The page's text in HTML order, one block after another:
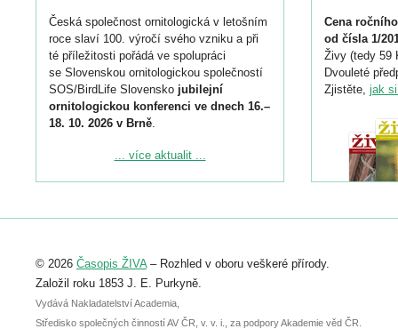
Česká společnost ornitologická v letošním
roce slaví 100. výročí svého vzniku a při
té příležitosti pořádá ve spolupráci
se Slovenskou ornitologickou společností
SOS/BirdLife Slovensko jubilejní
ornitologickou konferenci ve dnech 16.–
18. 10. 2026 v Brně.
Podrobnější informace ke konferenci
Registrovat se můžete do 6. září.
abstraktu přihlášené přednášky nebo
posteru je už 30. června.
... více aktualit ...
Cena
od čísla 1/
Živy (tedy 59
Dvouleté
Zjistěte, jak
© 2026 Časopis ŽIVA– Rozhled v oboru veškeré přírody.
Založil roku 1853 J. E. Purkyně.
Vydává Nakladatelství Academia,
Středisko společných činností AV ČR, v. v. i., za podpory Akademie věd ČR.